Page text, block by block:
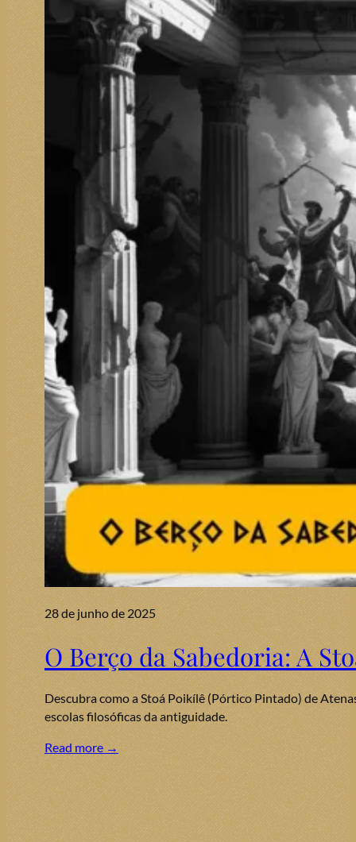
28 de junho de 2025
O Berço da Sabedoria: A
Descubra como a Stoá Poikílê (Pórtico Pintado) de
escolas filosóficas da antiguidade.
Read more →